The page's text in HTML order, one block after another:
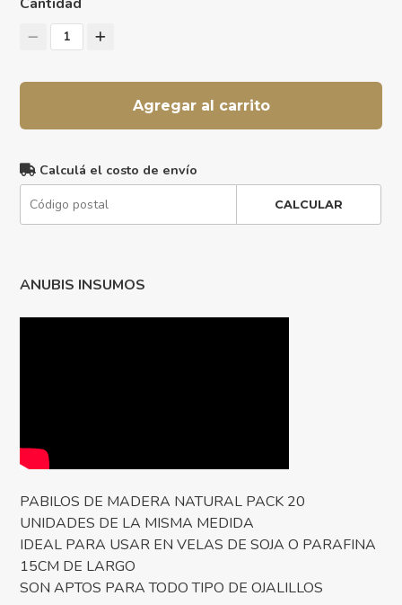
1
Agregar al carrito
Calculá el costo de envío
CALCULAR
ANUBIS INSUMOS
PABILOS DE MADERA NATURAL PACK 20
UNIDADES DE LA MISMA MEDIDA
IDEAL PARA USAR EN VELAS DE SOJA O PARAFINA
15CM DE LARGO
SON APTOS PARA TODO TIPO DE OJALILLOS